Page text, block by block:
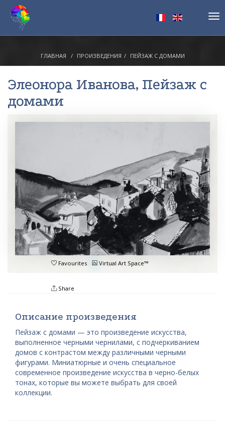
ГЛАВНАЯ ПРОИЗВЕДЕНИЯ ПЕЙЗАЖ С ДОМАМИ
Элеонора Иванова, Пейзаж с
домами
Favourites Virtual Art Space™
Share
Описание произведения
Пейзаж с домами — это произведение искусства,
выполненное черными чернилами, с подчеркиванием
домов с контрастом между различными черными
фигурами. Миниатюрные и очень специальное
современное произведение искусства в черно-белых
тонах, которые вы можете выбрать для своей
коллекции.